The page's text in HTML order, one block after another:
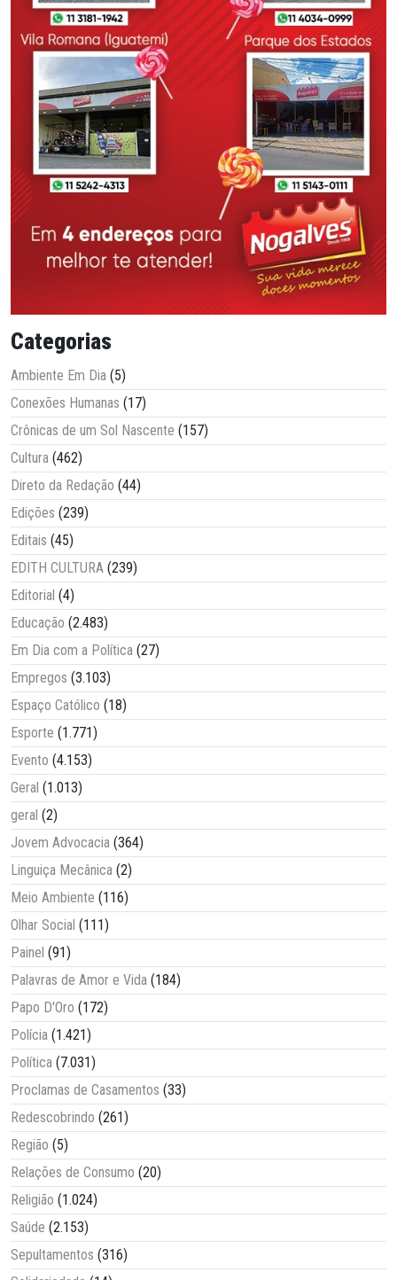
Categorias
Ambiente Em Dia (5)
Conexões Humanas (17)
Crônicas de um Sol Nascente (157)
Cultura (462)
Direto da Redação (44)
Edições (239)
Editais (45)
EDITH CULTURA (239)
Editorial (4)
Educação (2.483)
Em Dia com a Política (27)
Empregos (3.103)
Espaço Católico (18)
Esporte (1.771)
Evento (4.153)
Geral (1.013)
geral (2)
Jovem Advocacia (364)
Linguiça Mecânica (2)
Meio Ambiente (116)
Olhar Social (111)
Painel (91)
Palavras de Amor e Vida (184)
Papo D'Oro (172)
Polícia (1.421)
Política (7.031)
Proclamas de Casamentos (33)
Redescobrindo (261)
Região (5)
Relações de Consumo (20)
Religião (1.024)
Saúde (2.153)
Sepultamentos (316)